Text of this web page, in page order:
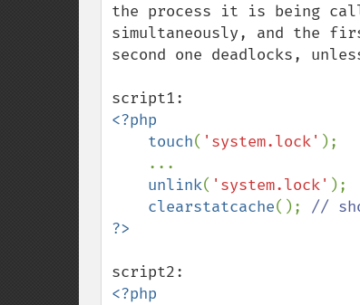
the process it is being
simultaneously, and the
second one deadlocks,
<?php
    touch
( 'system.lock' );
unlink( 'system.lock' );
clearstatcache();
<?php